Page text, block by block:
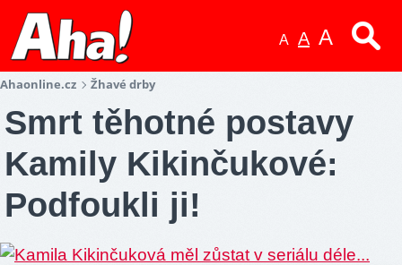
A A A
Ahaonline.cz Žhavé drby
Smrt těhotné postavy
Kamily Kikinčukové:
Podfoukli ji!